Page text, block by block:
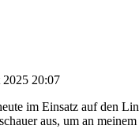
2025 20:07
im Einsatz auf den
aus, um an